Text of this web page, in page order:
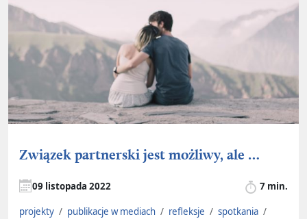
Związek partnerski jest możliwy, ale …
09 listopada 2022 7 min.
projekty / publikacje w mediach / refleksje / spotkania /